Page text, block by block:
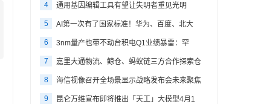
4 通用基因编辑工具有望让失明者重见光明
5 AI第一次有了国家标准！华为、百度、北大
6 3nm量产也带不动台积电Q1业绩暴雷：罕
7 嘉里大通物流、鲸仓、蚂蚁链三方合作探索仓
8 海信视像召开全场景显示战略发布会未来聚焦
9 昆仑万维宣布即将推出「天工」大模型4月1